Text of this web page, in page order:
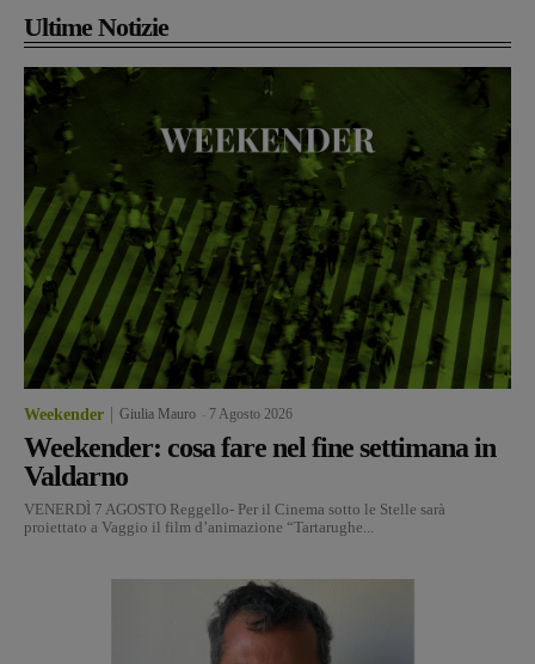
Ultime Notizie
Weekender Giulia Mauro 7 Agosto 2026
Weekender: cosa fare nel fine settimana in
Valdarno
VENERDÌ 7 AGOSTO Reggello- Per il Cinema sotto le Stelle sarà
proiettato a Vaggio il film d’animazione “Tartarughe...